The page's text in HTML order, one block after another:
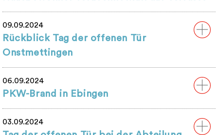
09.09.2024
Rückblick Tag der offenen Tür
Onstmettingen
06.09.2024
PKW-Brand in Ebingen
03.09.2024